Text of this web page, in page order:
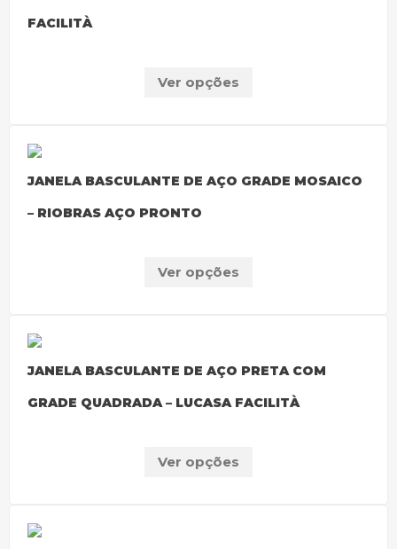
FACILITÀ
Ver opções
JANELA BASCULANTE DE AÇO GRADE MOSAICO
– RIOBRAS AÇO PRONTO
Ver opções
JANELA BASCULANTE DE AÇO PRETA COM
GRADE QUADRADA – LUCASA FACILITÀ
Ver opções